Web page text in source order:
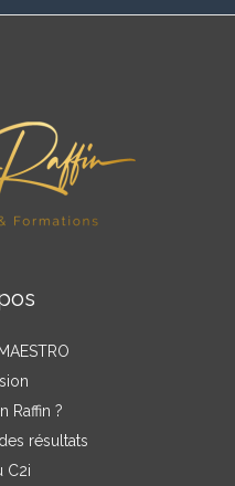
Raffin ?
résultats
C2i